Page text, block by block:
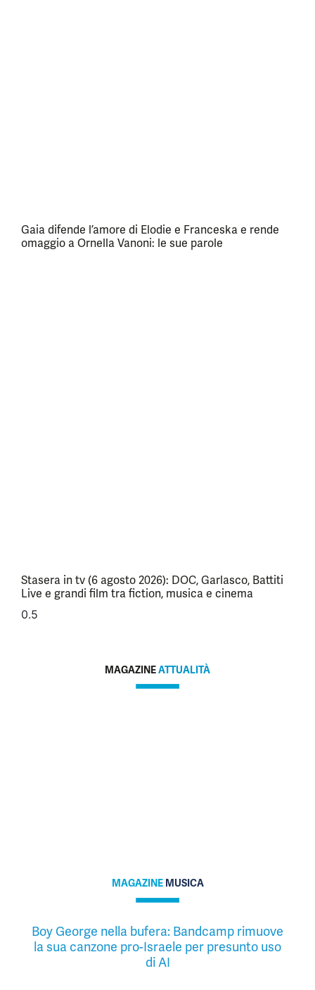
Gaia difende l’amore di Elodie e Franceska e rende
omaggio a Ornella Vanoni: le sue parole
Stasera in tv (6 agosto 2026): DOC, Garlasco, Battiti
Live e grandi film tra fiction, musica e cinema
MAGAZINEATTUALITÀ
MAGAZINE MUSICA
Boy George nella bufera: Bandcamp rimuove
la sua canzone pro-Israele per presunto uso
di AI